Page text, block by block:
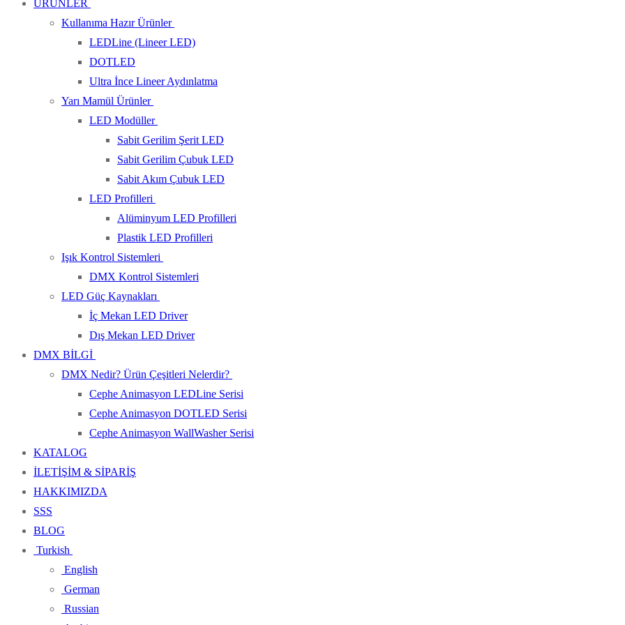
ÜRÜNLER
Kullanıma Hazır Ürünler
LEDLine (Lineer LED)
DOTLED
Ultra İnce Lineer Aydınlatma
Yarı Mamül Ürünler
LED Modüller
Sabit Gerilim Şerit LED
Sabit Gerilim Çubuk LED
Sabit Akım Çubuk LED
LED Profilleri
Alüminyum LED Profilleri
Plastik LED Profilleri
Işık Kontrol Sistemleri
DMX Kontrol Sistemleri
LED Güç Kaynakları
İç Mekan LED Driver
Dış Mekan LED Driver
DMX BİLGİ
DMX Nedir? Ürün Çeşitleri Nelerdir?
Cephe Animasyon LEDLine Serisi
Cephe Animasyon DOTLED Serisi
Cephe Animasyon WallWasher Serisi
KATALOG
İLETİŞİM & SİPARİŞ
HAKKIMIZDA
SSS
BLOG
Turkish
English
German
Russian